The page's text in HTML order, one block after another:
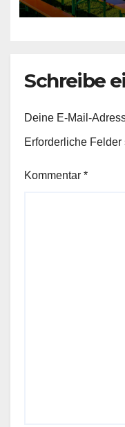
Schreibe
Deine E-Mail-
Erforderliche Felder
Kommentar *